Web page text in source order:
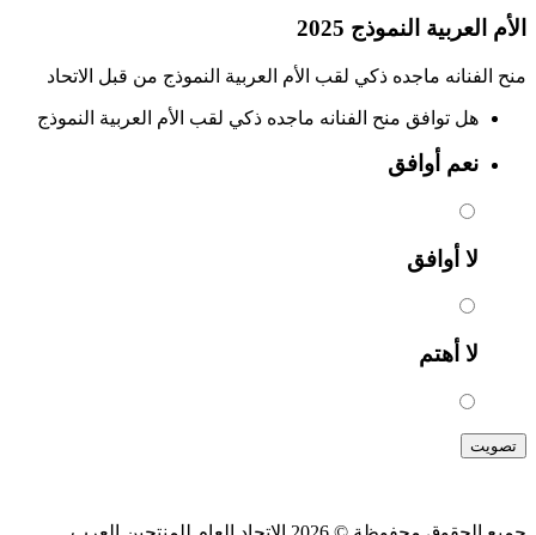
الأم العربية النموذج 2025
منح الفنانه ماجده ذكي لقب الأم العربية النموذج من قبل الاتحاد
هل توافق منح الفنانه ماجده ذكي لقب الأم العربية النموذج
نعم أوافق
لا أوافق
لا أهتم
تصويت